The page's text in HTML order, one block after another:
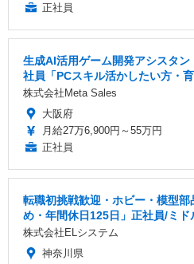
正社員
生成AI活用ゲーム開発アシスタ
社員「PCスキル活かしたい方・
株式会社Meta Sales
大阪府
月給27万6,900円～55万円
正社員
転職初挑戦歓迎・ホビー・模型
め・年間休日125日」正社員/ミド
株式会社ELシステム
神奈川県